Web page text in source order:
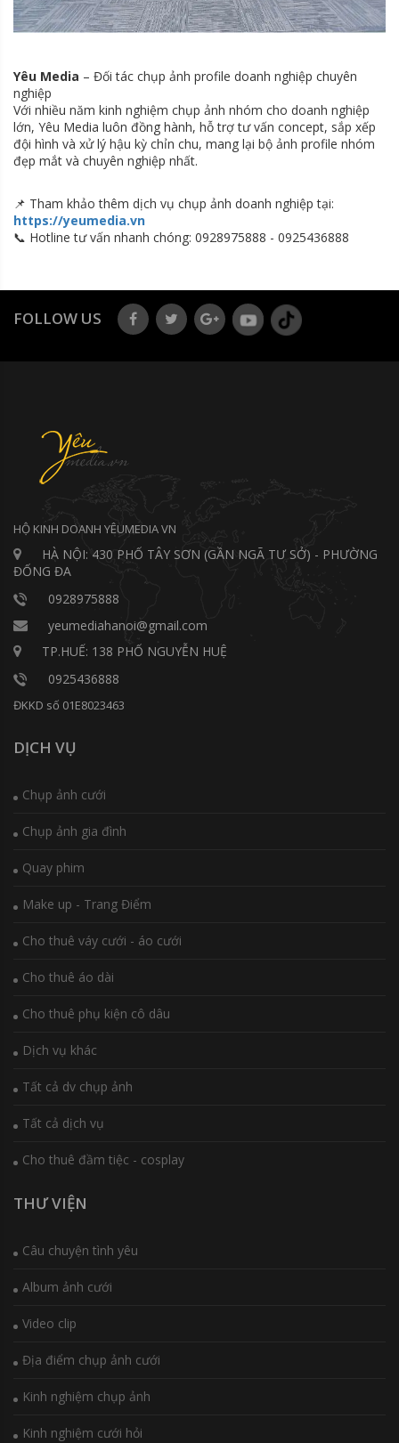
Yêu Media – Đối tác chụp ảnh profile doanh nghiệp chuyên
nghiệp
Với nhiều năm kinh nghiệm chụp ảnh nhóm cho doanh nghiệp
lớn, Yêu Media luôn đồng hành, hỗ trợ tư vấn concept, sắp xếp
đội hình và xử lý hậu kỳ chỉn chu, mang lại bộ ảnh profile nhóm
đẹp mắt và chuyên nghiệp nhất.
📌 Tham khảo thêm dịch vụ chụp ảnh doanh nghiệp tại:
https://yeumedia.vn
📞 Hotline tư vấn nhanh chóng: 0928975888 - 0925436888
FOLLOW US
HỘ KINH DOANH YÊUMEDIA VN
HÀ NỘI: 430 PHỐ TÂY SƠN (GẦN NGÃ TƯ SỞ) - PHƯỜNG
ĐỐNG ĐA
0928975888
yeumediahanoi@gmail.com
TP.HUẾ: 138 PHỐ NGUYỄN HUỆ
0925436888
ĐKKD số 01E8023463
DỊCH VỤ
Chụp ảnh cưới
Chụp ảnh gia đình
Quay phim
Make up - Trang Điểm
Cho thuê váy cưới - áo cưới
Cho thuê áo dài
Cho thuê phụ kiện cô dâu
Dịch vụ khác
Tất cả dv chụp ảnh
Tất cả dịch vụ
Cho thuê đầm tiệc - cosplay
THƯ VIỆN
Câu chuyện tình yêu
Album ảnh cưới
Video clip
Địa điểm chụp ảnh cưới
Kinh nghiệm chụp ảnh
Kinh nghiệm cưới hỏi